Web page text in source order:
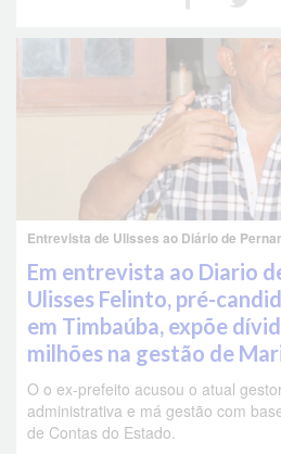
Entrevista de Ulisses ao Diário de
Em entrevista ao Diario
Ulisses Felinto, pré-
em Timbaúba, expõe
milhões na gestão de
O o ex-prefeito acusou o atual
administrativa e má gestão com
de Contas do Estado.